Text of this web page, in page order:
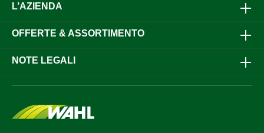
L’AZIENDA
OFFERTE & ASSORTIMENTO
NOTE LEGALI